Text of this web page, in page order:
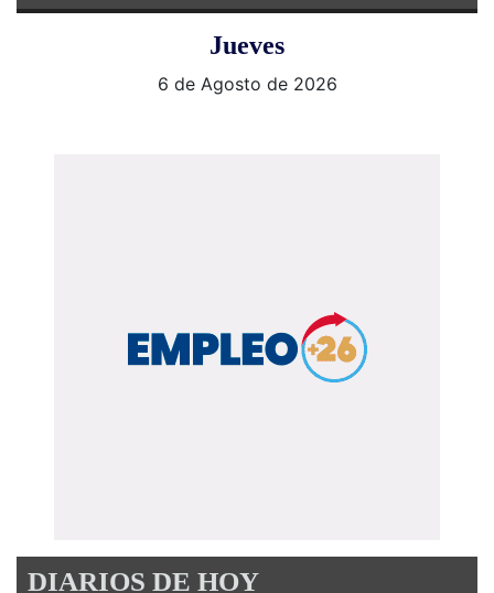
Jueves
6 de Agosto de 2026
DIARIOS DE HOY